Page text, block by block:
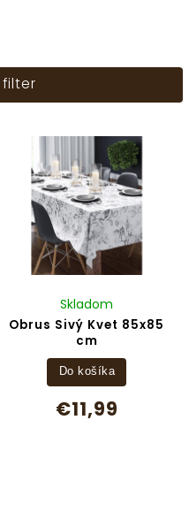
Obrus Sivý Kvet 85x85
cm
Skladom
€11,99
Do košíka